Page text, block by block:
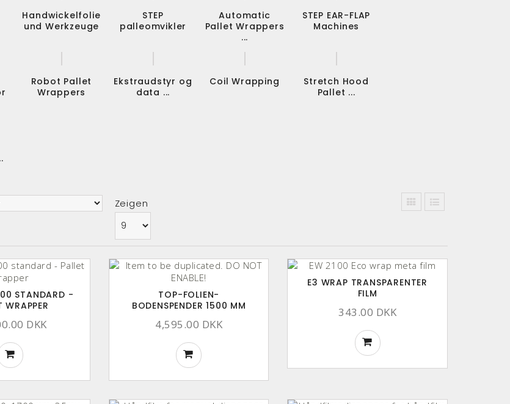
Handwickelfolie
und Werkzeuge
STEP
palleomvikler
Automatic
Pallet Wrappers
...
STEP EAR-FLAP
Machines
Robot Pallet
Wrappers
Ekstraudstyr og
data ...
Coil Wrapping
Stretch Hood
Pallet ...
Zeigen
STANDARD -
WRAPPER
DKK
TOP-FOLIEN-
BODENSPENDER 1500 MM
4,595.00 DKK
E3 WRAP TRANSPARENTER
FILM
343.00 DKK